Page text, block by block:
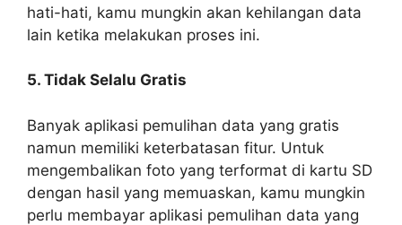
hati-hati, kamu mungkin akan kehilangan data
lain ketika melakukan proses ini.
5. Tidak Selalu Gratis
Banyak aplikasi pemulihan data yang gratis
namun memiliki keterbatasan fitur. Untuk
mengembalikan foto yang terformat di kartu SD
dengan hasil yang memuaskan, kamu mungkin
perlu membayar aplikasi pemulihan data yang